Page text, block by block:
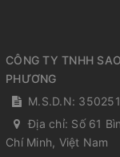
CÔNG TY TNHH
PHƯƠNG
M.S.D.N:
Địa chỉ: Số 61
Chí Minh, Việt Nam